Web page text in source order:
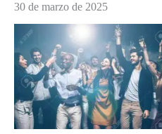
30 de marzo de 2025